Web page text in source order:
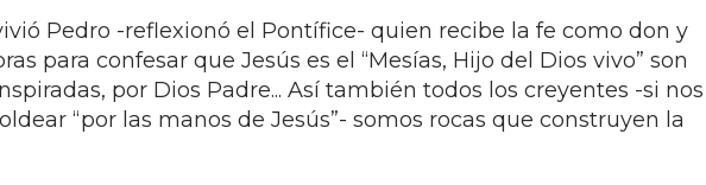
Pedro -reflexionó el Pontífice- quien recibe la fe como don y
para confesar que Jesús es el “Mesías, Hijo del Dios vivo” son
por Dios Padre... Así también todos los creyentes -si nos
“por las manos de Jesús”- somos rocas que construyen la